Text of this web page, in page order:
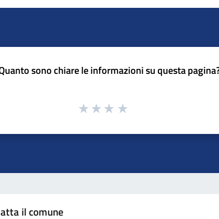
sono chiare le informazioni su questa
il comune